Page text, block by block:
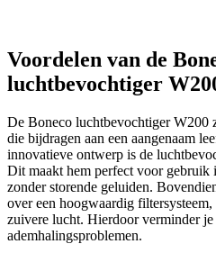
Voordelen van de
luchtbevochtiger
De Boneco luchtbevochtiger W200
die bijdragen aan een aangenaam
innovatieve ontwerp is de
Dit maakt hem perfect voor gebruik
zonder storende geluiden.
over een hoogwaardig
zuivere lucht. Hierdoor verminder je
ademhalingsproblemen.